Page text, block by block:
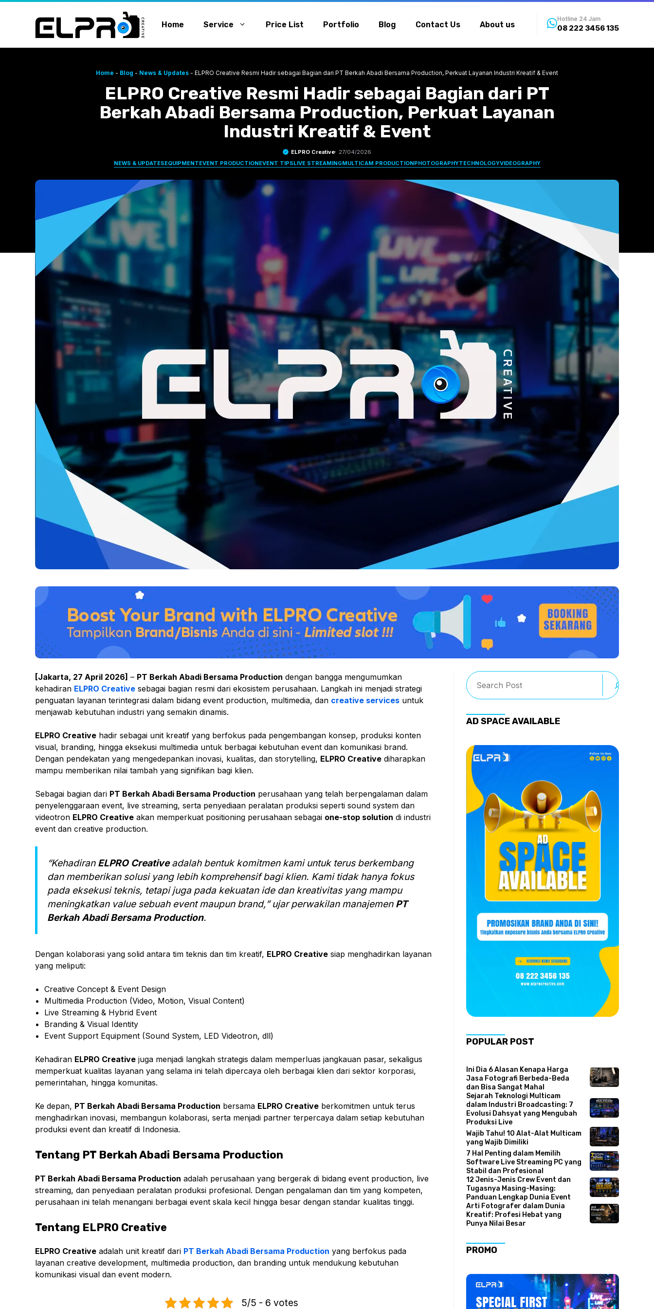
Hotline 24 Jam
08 222 3456 135
Home Service Price List Portfolio Blog Contact Us About us
Home - Blog - News & Updates - ELPRO Creative Resmi Hadir sebagai Bagian dari PT Berkah Abadi Bersama Production, Perkuat Layanan Industri Kreatif & Event
ELPRO Creative Resmi Hadir sebagai Bagian dari PT
Berkah Abadi Bersama Production, Perkuat Layanan
Industri Kreatif & Event
ELPRO Creative
27/04/2026
NEWS & UPDATESEQUIPMENTEVENT PRODUCTIONEVENT TIPSLIVE STREAMINGMULTICAM PRODUCTIONPHOTOGRAPHYTECHNOLOGYVIDEOGRAPHY
[Jakarta, 27 April 2026] – PT Berkah Abadi Bersama Production dengan bangga mengumumkan
kehadiran ELPRO Creative sebagai bagian resmi dari ekosistem perusahaan. Langkah ini menjadi strategi
penguatan layanan terintegrasi dalam bidang event production, multimedia, dan creative services untuk
menjawab kebutuhan industri yang semakin dinamis.
ELPRO Creative hadir sebagai unit kreatif yang berfokus pada pengembangan konsep, produksi konten
visual, branding, hingga eksekusi multimedia untuk berbagai kebutuhan event dan komunikasi brand.
Dengan pendekatan yang mengedepankan inovasi, kualitas, dan storytelling, ELPRO Creative diharapkan
mampu memberikan nilai tambah yang signifikan bagi klien.
Sebagai bagian dari PT Berkah Abadi Bersama Production perusahaan yang telah berpengalaman dalam
penyelenggaraan event, live streaming, serta penyediaan peralatan produksi seperti sound system dan
videotron ELPRO Creative akan memperkuat positioning perusahaan sebagai one-stop solution di industri
event dan creative production.
“Kehadiran ELPRO Creativeadalah bentuk komitmen kami untuk terus berkembang
dan memberikan solusi yang lebih komprehensif bagi klien. Kami tidak hanya fokus
pada eksekusi teknis, tetapi juga pada kekuatan ide dan kreativitas yang mampu
meningkatkan value sebuah event maupun brand,” ujar perwakilan manajemen PT
Berkah Abadi Bersama Production.
Dengan kolaborasi yang solid antara tim teknis dan tim kreatif, ELPRO Creative siap menghadirkan layanan
yang meliputi:
Creative Concept & Event Design
Multimedia Production (Video, Motion, Visual Content)
Live Streaming & Hybrid Event
Branding & Visual Identity
Event Support Equipment (Sound System, LED Videotron, dll)
Kehadiran ELPRO Creative juga menjadi langkah strategis dalam memperluas jangkauan pasar, sekaligus
memperkuat kualitas layanan yang selama ini telah dipercaya oleh berbagai klien dari sektor korporasi,
pemerintahan, hingga komunitas.
Ke depan, PT Berkah Abadi Bersama Production bersama ELPRO Creative berkomitmen untuk terus
menghadirkan inovasi, membangun kolaborasi, serta menjadi partner terpercaya dalam setiap kebutuhan
produksi event dan kreatif di Indonesia.
Tentang PT Berkah Abadi Bersama Production
PT Berkah Abadi Bersama Production adalah perusahaan yang bergerak di bidang event production, live
streaming, dan penyediaan peralatan produksi profesional. Dengan pengalaman dan tim yang kompeten,
perusahaan ini telah menangani berbagai event skala kecil hingga besar dengan standar kualitas tinggi.
Tentang ELPRO Creative
ELPRO Creative adalah unit kreatif dari PT Berkah Abadi Bersama Production yang berfokus pada
layanan creative development, multimedia production, dan branding untuk mendukung kebutuhan
komunikasi visual dan event modern.
5/5 - 6 votes
Search
AD SPACE AVAILABLE
POPULAR POST
Ini Dia 6 Alasan Kenapa Harga
Jasa Fotografi Berbeda-Beda
dan Bisa Sangat Mahal
Sejarah Teknologi Multicam
dalam Industri Broadcasting: 7
Evolusi Dahsyat yang Mengubah
Produksi Live
Wajib Tahu! 10 Alat-Alat Multicam
yang Wajib Dimiliki
7 Hal Penting dalam Memilih
Software Live Streaming PC yang
Stabil dan Profesional
12 Jenis-Jenis Crew Event dan
Tugasnya Masing-Masing:
Panduan Lengkap Dunia Event
Arti Fotografer dalam Dunia
Kreatif: Profesi Hebat yang
Punya Nilai Besar
PROMO